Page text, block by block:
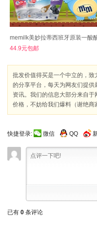
memilk美妙拉蒂西班牙原装一酸
44.9元包邮
批发价值得买是一个中立的，
的分享平台，每天为网友们提
资讯。我们的信息大部分来自
价格，不妨给我们爆料（谢绝商
快捷登录: 微信 QQ
已有 0 条评论